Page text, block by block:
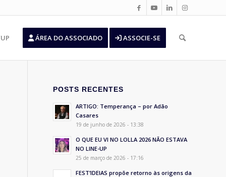
ÁREA DO ASSOCIADO ASSOCIE-SE
POSTS RECENTES
ARTIGO: Temperança – por Adão
Casares
19 de junho de 2026 - 13:38
O QUE EU VI NO LOLLA 2026 NÃO ESTAVA
NO LINE-UP
25 de março de 2026 - 17:16
FEST’IDEIAS propõe retorno às origens da